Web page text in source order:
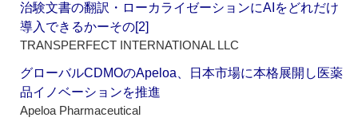
治験文書の翻訳・ローカライゼーションにAIをどれだけ
導入できるかーその[2]
TRANSPERFECT INTERNATIONAL LLC
グローバルCDMOのApeloa、日本市場に本格展開し医薬
品イノベーションを推進
Apeloa Pharmaceutical